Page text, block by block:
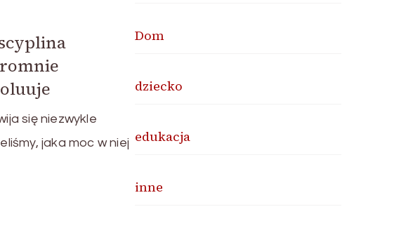
się niezwykle
jaka moc w niej
Dom
dziecko
edukacja
inne